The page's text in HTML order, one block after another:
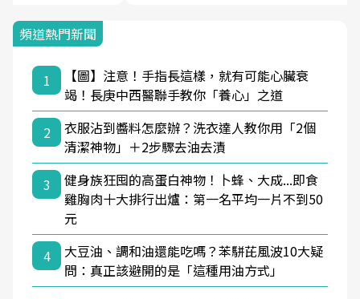
頻道熱門新聞
1
【圖】注意！手指長這樣，就有可能心臟衰
竭！長庚中西醫聯手教你「養心」之道
2
衣服沾到醬料怎麼辦？洗衣達人教你用「2個
清潔神物」＋2步驟去油去漬
3
健身族狂囤的高蛋白神物！卜蜂、大成...即食
雞胸肉十大排行出爐：第一名平均一片不到50
元
4
大豆油、調和油還能吃嗎？苯駢芘風波10大疑
問：真正該避開的是「這種用油方式」